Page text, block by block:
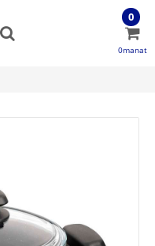
0
0manat